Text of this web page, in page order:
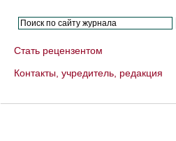
Стать рецензентом
Контакты, учредитель, редакция